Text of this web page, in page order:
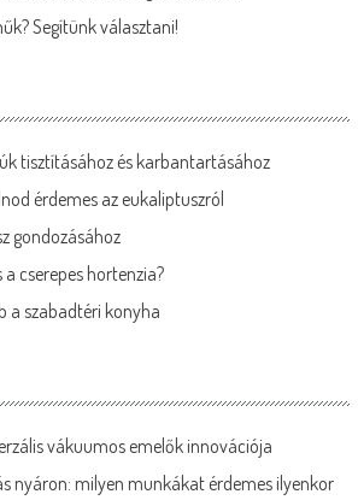
Segítünk választani!
tisztításához és karbantartásához
érdemes az eukaliptuszról
gondozásához
cserepes hortenzia?
a szabadtéri konyha
vákuumos emelők innovációja
nyáron: milyen munkákat érdemes ilyenkor